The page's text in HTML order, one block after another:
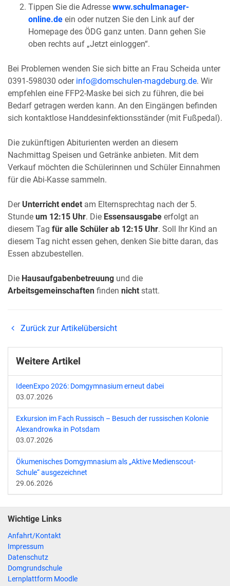
Tippen Sie die Adresse www.schulmanager-
online.de ein oder nutzen Sie den Link auf der
Homepage des ÖDG ganz unten. Dann gehen Sie
oben rechts auf „Jetzt einloggen“.
Bei Problemen wenden Sie sich bitte an Frau Scheida unter
0391-598030 oder info@domschulen-magdeburg.de. Wir
empfehlen eine FFP2-Maske bei sich zu führen, die bei
Bedarf getragen werden kann. An den Eingängen befinden
sich kontaktlose Handdesinfektionsständer (mit Fußpedal).
Die zukünftigen Abiturienten werden an diesem
Nachmittag Speisen und Getränke anbieten. Mit dem
Verkauf möchten die Schülerinnen und Schüler Einnahmen
für die Abi-Kasse sammeln.
Der Unterricht endet am Elternsprechtag nach der 5.
Stunde um 12:15 Uhr. Die Essensausgabe erfolgt an
diesem Tag für alle Schüler ab 12:15 Uhr. Soll Ihr Kind an
diesem Tag nicht essen gehen, denken Sie bitte daran, das
Essen abzubestellen.
Die Hausaufgabenbetreuung und die
Arbeitsgemeinschaften finden nicht statt.
Zurück zur Artikelübersicht
Weitere Artikel
IdeenExpo 2026: Domgymnasium erneut dabei
03.07.2026
Exkursion im Fach Russisch – Besuch der russischen Kolonie
Alexandrowka in Potsdam
03.07.2026
Ökumenisches Domgymnasium als „Aktive Medienscout-
Schule“ ausgezeichnet
29.06.2026
Wichtige Links
Anfahrt/Kontakt
Impressum
Datenschutz
Domgrundschule
Lernplattform Moodle